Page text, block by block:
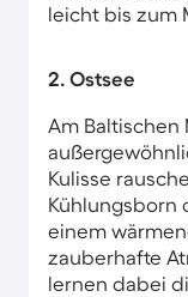
leicht bis zum
2. Ostsee
Am Baltischen
Kulisse
Kühlungsborn
einem
zauberhafte
lernen dabei